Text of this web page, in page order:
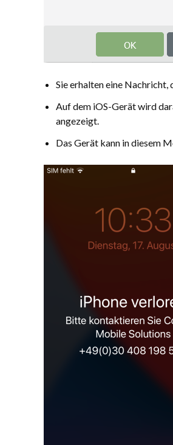
Sie erhalten eine Nachricht,
Auf dem iOS-Gerät wird
angezeigt.
Das Gerät kann in diesem